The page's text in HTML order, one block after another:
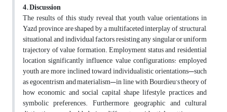
4. Discussion
The results of this study reveal that youth value orientations in
Yazd province are shaped by a multifaceted interplay of structural,
situational, and individual factors, resisting any singular or uniform
trajectory of value formation. Employment status and residential
location significantly influence value configurations: employed
youth are more inclined toward individualistic orientations—such
as egocentrism and materialism—in line with Bourdieu’s theory of
how economic and social capital shape lifestyle practices and
symbolic preferences. Furthermore, geographic and cultural